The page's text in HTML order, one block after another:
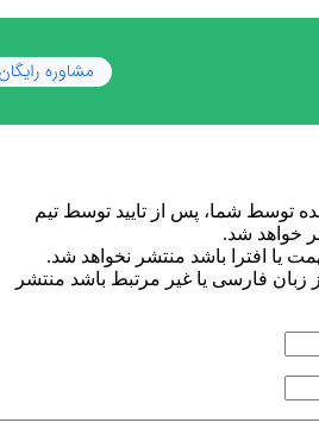
توسط شما، پس از تایید توسط تیم
خواهد شد.
یا افترا باشد منتشر نخواهد شد.
زبان فارسی یا غیر مرتبط باشد منتشر